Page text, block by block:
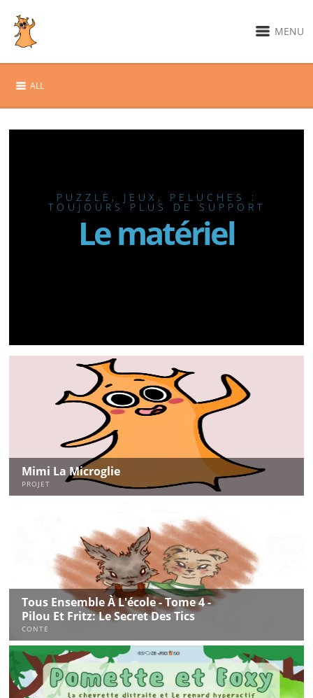
MENU
ALL
PUZZLE, JEUX, PELUCHES :
TOUJOURS PLUS DE SUPPORT
Le matériel
Mimi La Microglie
PROJET
Tous Ensemble À L'école - Tome 4 -
Pilou Et Fritz: Le Secret Des Tics
CONTE